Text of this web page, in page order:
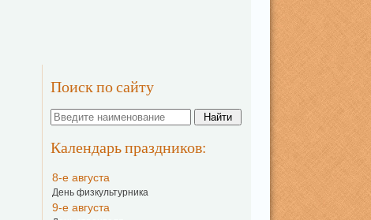
Поиск по сайту
Календарь праздников:
8-е августа
День физкультурника
9-е августа